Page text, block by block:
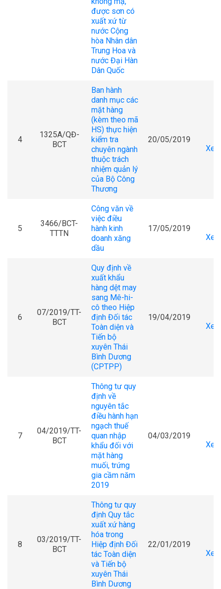
được sơn có
xuất xứ từ
nước Cộng
hòa Nhân dân
Trung Hoa và
nước Đại Hàn
Dân Quốc
4
1325A/QĐ-
BCT
Ban hành
danh mục các
mặt hàng
(kèm theo mã
HS) thực hiện
kiểm tra
chuyên ngành
thuộc trách
nhiệm quản lý
của Bộ Công
Thương
20/05/2019
5
3466/BCT-
TTTN
Công văn về
việc điều
hành kinh
doanh xăng
dầu
17/05/2019
6
07/2019/TT-
BCT
Quy định về
xuất khẩu
hàng dệt may
sang Mê-hi-
cô theo Hiệp
định Đối tác
Toàn diện và
Tiến bộ
xuyên Thái
Bình Dương
(CPTPP)
19/04/2019
7
04/2019/TT-
BCT
Thông tư quy
định về
nguyên tắc
điều hành hạn
ngạch thuế
quan nhập
khẩu đối với
mặt hàng
muối, trứng
gia cầm năm
2019
04/03/2019
8
03/2019/TT-
BCT
Thông tư quy
định Quy tắc
xuất xứ hàng
hóa trong
Hiệp định Đối
tác Toàn diện
và Tiến bộ
xuyên Thái
Bình Dương
22/01/2019